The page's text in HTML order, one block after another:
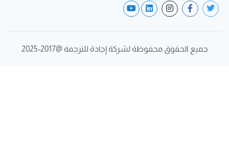
جميع الحقوق محفوظة لشركة إجادة للترجمة @2017-2025